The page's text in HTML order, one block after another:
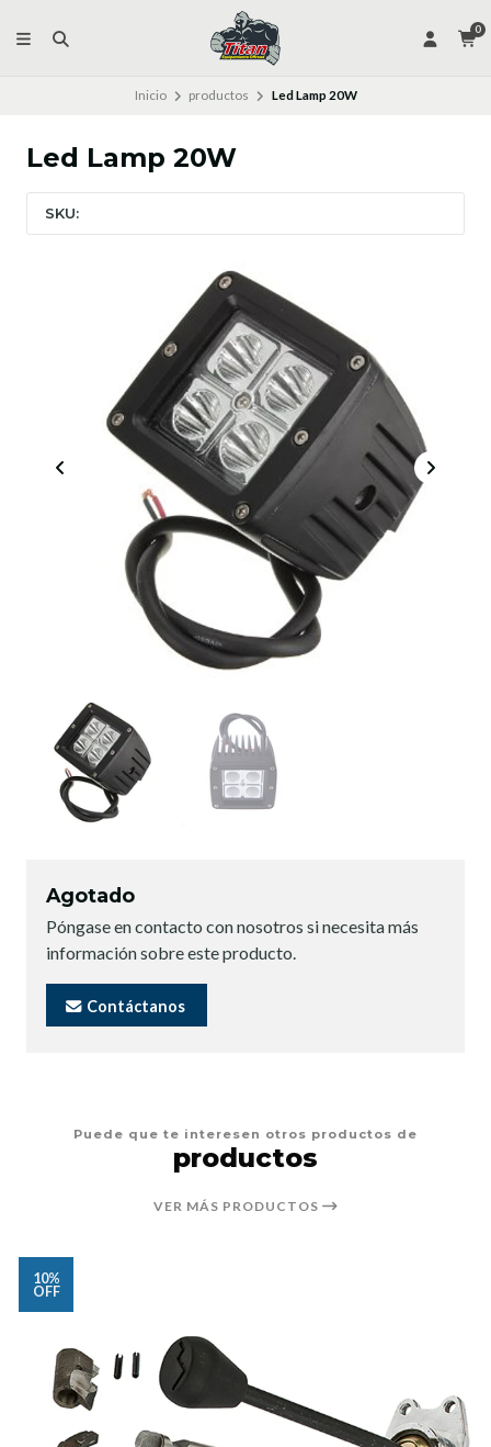
0
Inicio productos Led Lamp 20W
Led Lamp 20W
SKU:
Agotado
Póngase en contacto con nosotros si necesita más
información sobre este producto.
Contáctanos
Puede que te interesen otros productos de
productos
VER MÁS PRODUCTOS
10%
OFF